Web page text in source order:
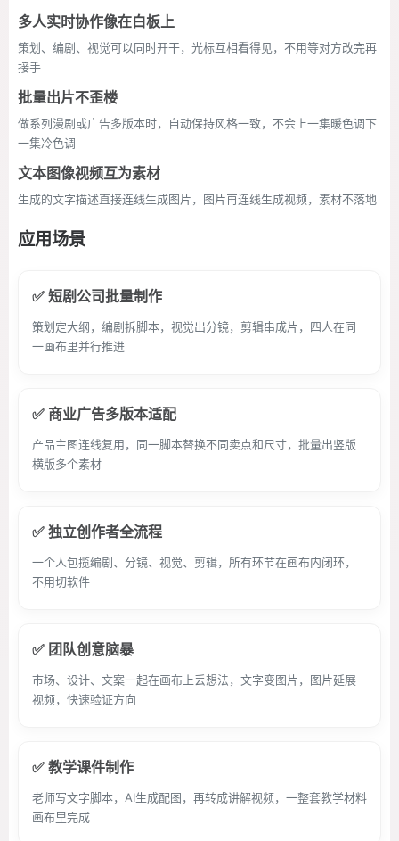
多人实时协作像在白板上
策划、编剧、视觉可以同时开干，光标互相看得见，不用等对方改完再
接手
批量出片不歪楼
做系列漫剧或广告多版本时，自动保持风格一致，不会上一集暖色调下
一集冷色调
文本图像视频互为素材
生成的文字描述直接连线生成图片，图片再连线生成视频，素材不落地
应用场景
✅ 短剧公司批量制作
策划定大纲，编剧拆脚本，视觉出分镜，剪辑串成片，四人在同
一画布里并行推进
✅ 商业广告多版本适配
产品主图连线复用，同一脚本替换不同卖点和尺寸，批量出竖版
横版多个素材
✅ 独立创作者全流程
一个人包揽编剧、分镜、视觉、剪辑，所有环节在画布内闭环，
不用切软件
✅ 团队创意脑暴
市场、设计、文案一起在画布上丢想法，文字变图片，图片延展
视频，快速验证方向
✅ 教学课件制作
老师写文字脚本，AI生成配图，再转成讲解视频，一整套教学材料
画布里完成